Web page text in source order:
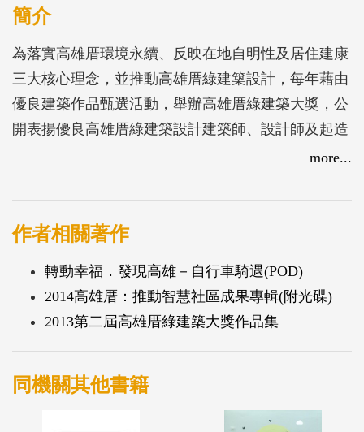
簡介
為落實高雄厝環境永續、反映在地自明性及居住建康
三大核心理念，並推動高雄厝綠建築設計，每年藉由
優良建築作品甄選活動，舉辦高雄厝綠建築大獎，公
開表揚優良高雄厝綠建築設計建築師、設計師及起造
人，將本(四)屆得獎作品集結成冊，喚起民眾關注生
「生態」三生ㄧ體的「宜居高雄」，高雄市政府決定
繼續辦理第四屆「高雄厝綠建築大獎」。
透天住宅店舖組、屋頂綠化設施組、景觀陽台(立體)
綠化、綠建築網路人氣獎。
more...
作者相關著作
轉動幸福．發現高雄－自行車騎遇(POD)
2014高雄厝：推動智慧社區成果專輯(附光碟)
2013第二屆高雄厝綠建築大獎作品集
同機關其他書籍